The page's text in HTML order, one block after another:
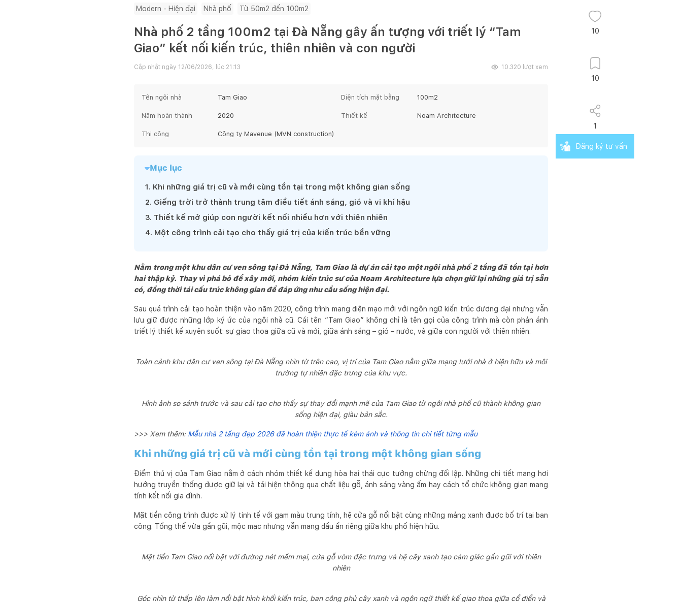
Modern - Hiện đại Nhà phố Từ 50m2 đến 100m2
Nhà phố 2 tầng 100m2 tại Đà Nẵng gây ấn tượng với triết lý “Tam
Giao” kết nối kiến trúc, thiên nhiên và con người
Cập nhật ngày 12/06/2026, lúc 21:13 10.320 lượt xem
Tên ngôi nhà Tam Giao Diện tích mặt bằng 100m2
Năm hoàn thành 2020 Thiết kế Noam Architecture
Thi công Công ty Mavenue (MVN construction)
Mục lục
1. Khi những giá trị cũ và mới cùng tồn tại trong một không gian sống
2. Giếng trời trở thành trung tâm điều tiết ánh sáng, gió và vi khí hậu
3. Thiết kế mở giúp con người kết nối nhiều hơn với thiên nhiên
4. Một công trình cải tạo cho thấy giá trị của kiến trúc bền vững
Nằm trong một khu dân cư ven sông tại Đà Nẵng, Tam Giao là dự án cải tạo một ngôi nhà phố 2 tầng đã tồn tại hơn
hai thập kỷ. Thay vì phá bỏ để xây mới, nhóm kiến trúc sư của Noam Architecture lựa chọn giữ lại những giá trị sẵn
có, đồng thời tái cấu trúc không gian để đáp ứng nhu cầu sống hiện đại.
Sau quá trình cải tạo hoàn thiện vào năm 2020, công trình mang diện mạo mới với ngôn ngữ kiến trúc đương đại nhưng vẫn
lưu giữ được những lớp ký ức của ngôi nhà cũ. Cái tên “Tam Giao” không chỉ là tên gọi của công trình mà còn phản ánh
triết lý thiết kế xuyên suốt: sự giao thoa giữa cũ và mới, giữa ánh sáng – gió – nước, và giữa con người với thiên nhiên.
Toàn cảnh khu dân cư ven sông tại Đà Nẵng nhìn từ trên cao, vị trí của Tam Giao nằm giữa mạng lưới nhà ở hiện hữu và môi
trường tự nhiên đặc trưng của khu vực.
Hình ảnh so sánh trước và sau cải tạo cho thấy sự thay đổi mạnh mẽ của Tam Giao từ ngôi nhà phố cũ thành không gian
sống hiện đại, giàu bản sắc.
>>> Xem thêm: Mẫu nhà 2 tầng đẹp 2026 đã hoàn thiện thực tế kèm ảnh và thông tin chi tiết từng mẫu
Khi những giá trị cũ và mới cùng tồn tại trong một không gian sống
Điểm thú vị của Tam Giao nằm ở cách nhóm thiết kế dung hòa hai thái cực tưởng chừng đối lập. Những chi tiết mang hơi
hướng truyền thống được giữ lại và tái hiện thông qua chất liệu gỗ, ánh sáng vàng ấm hay cách tổ chức không gian mang
tính kết nối gia đình.
Mặt tiền công trình được xử lý tinh tế với gam màu trung tính, hệ cửa gỗ nổi bật cùng những mảng xanh được bố trí tại ban
công. Tổng thể vừa gần gũi, mộc mạc nhưng vẫn mang dấu ấn riêng giữa khu phố hiện hữu.
Mặt tiền Tam Giao nổi bật với đường nét mềm mại, cửa gỗ vòm đặc trưng và hệ cây xanh tạo cảm giác gần gũi với thiên
nhiên
Góc nhìn từ thấp lên làm nổi bật hình khối kiến trúc, ban công phủ cây xanh và ngôn ngữ thiết kế giao thoa giữa cổ điển và
10
10
1
Đăng ký tư vấn